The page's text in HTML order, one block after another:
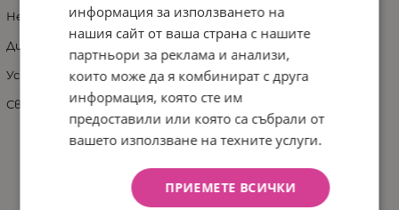
Не съдържа хлорофлуорокарбон
Дишащ
Устойчив на плесен
Свалящ се калъф
ХАРАКТЕРИСТИКИ
информация за използването на
нашия сайт от ваша страна с нашите
партньори за реклама и анализи,
които може да я комбинират с друга
информация, която сте им
предоставили или която са събрали от
вашето използване на техните услуги.
ПРИЕМЕТЕ ВСИЧКИ